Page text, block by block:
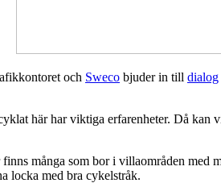
och Sweco bjuder in till dialog
här har viktiga erfarenheter. Då
många som bor i villaområden med
locka med bra cykelstråk.